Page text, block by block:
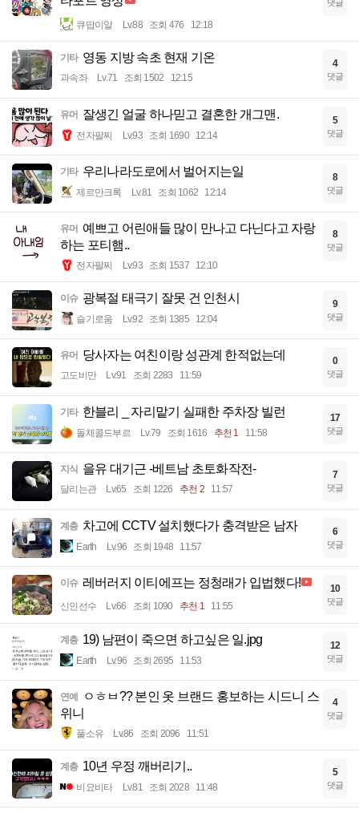
큐땁이알 Lv.88 조회 476 12:18
댓글
기타 영동 지방 속초 현재 기온
과속좌 Lv.71 조회 1502 12:15
4
댓글
유머 잘생긴 얼굴 하나믿고 결혼한 개그맨.
전자팔찌 Lv.93 조회 1690 12:14
5
댓글
기타 우리나라도로에서 벌어지는일
제르만크록 Lv.81 조회 1062 12:14
8
댓글
유머 예쁘고 어린애들 많이 만나고 다닌다고 자랑
하는 포티햄..
전자팔찌 Lv.93 조회 1537 12:10
8
댓글
이슈 광복절 태극기 잘못 건 인천시
슬기로움 Lv.92 조회 1385 12:04
9
댓글
유머 당사자는 여친이랑 성관계 한적없는데
고도비만 Lv.91 조회 2283 11:59
0
댓글
기타 한블리 _ 자리맡기 실패한 주차장 빌런
돌체콜드부르 Lv.79 조회 1616 추천 1 11:58
17
댓글
지식 을유 대기근 -베트남 초토화작전-
달리는관 Lv.65 조회 1226 추천 2 11:57
7
댓글
계층 차고에 CCTV 설치했다가 충격받은 남자
Earth Lv.96 조회 1948 11:57
6
댓글
이슈 레버러지 이티에프는 정청래가 입법했다!
신인선수 Lv.66 조회 1090 추천 1 11:55
10
댓글
계층 19) 남편이 죽으면 하고싶은 일.jpg
Earth Lv.96 조회 2695 11:53
12
댓글
연예
ㅇㅎㅂ?? 본인 옷 브랜드 홍보하는 시드니 스
위니
풀소유 Lv.86 조회 2096 11:51
4
댓글
계층 10년 우정 깨버리기..
비요비타 Lv.81 조회 2028 11:48
5
댓글